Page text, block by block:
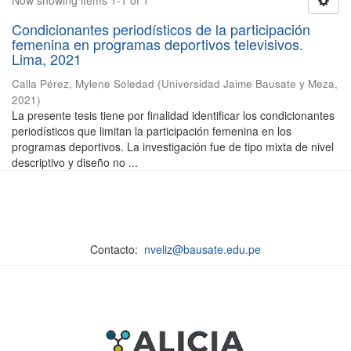
Condicionantes periodísticos de la participación
femenina en programas deportivos televisivos.
Lima, 2021
Calla Pérez, Mylene Soledad (Universidad Jaime Bausate y Meza,
2021)
La presente tesis tiene por finalidad identificar los condicionantes
periodísticos que limitan la participación femenina en los
programas deportivos. La investigación fue de tipo mixta de nivel
descriptivo y diseño no ...
Contacto: nveliz@bausate.edu.pe